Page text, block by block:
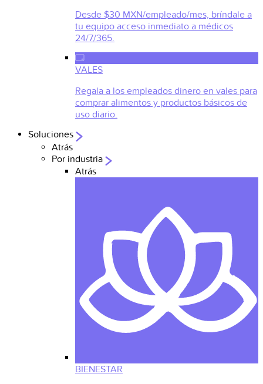
Desde $30 MXN/empleado/mes, bríndale a
tu equipo acceso inmediato a médicos
24/7/365.
VALES
Regala a los empleados dinero en vales para
comprar alimentos y productos básicos de
uso diario.
Soluciones
Atrás
Por industria
Atrás
BIENESTAR